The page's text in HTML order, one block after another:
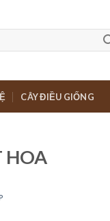
CÂY ĐIỀU GIỐNG
HOA